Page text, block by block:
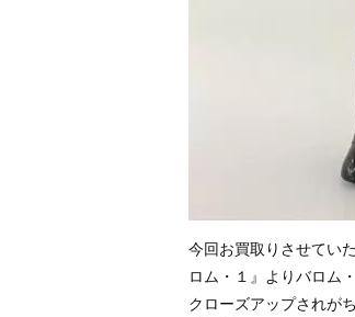
今回お買取りさせてい
ロム・１』よりバロム
クローズアップされが